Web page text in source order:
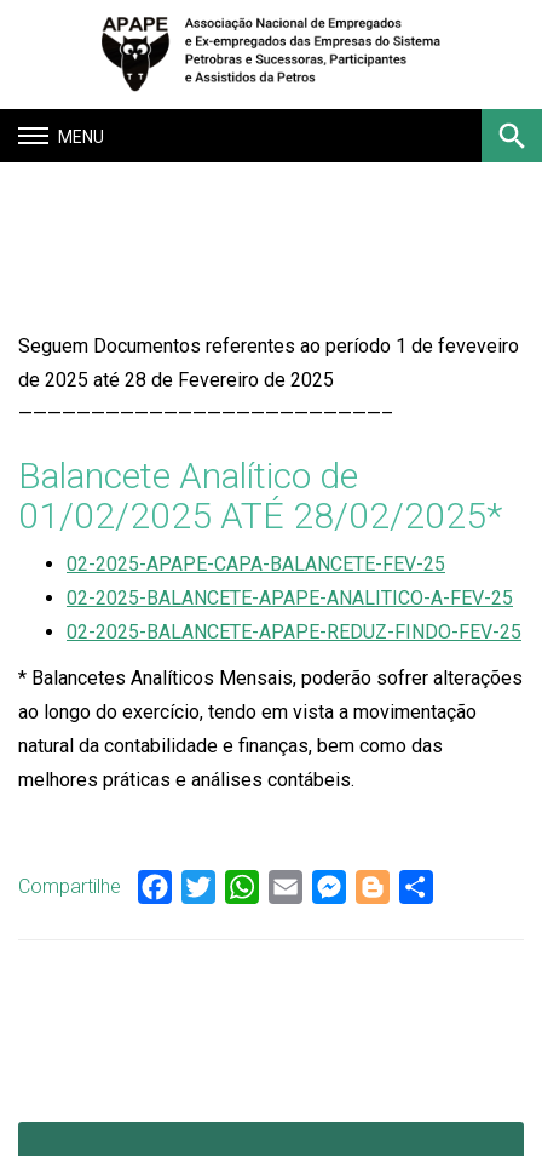
Toggle
navigation
Seguem Documentos referentes ao período 1 de feveveiro
de 2025 até 28 de Fevereiro de 2025
—————————————————————————–
Balancete Analítico de
01/02/2025 ATÉ 28/02/2025*
02-2025-APAPE-CAPA-BALANCETE-FEV-25
02-2025-BALANCETE-APAPE-ANALITICO-A-FEV-25
02-2025-BALANCETE-APAPE-REDUZ-FINDO-FEV-25
* Balancetes Analíticos Mensais, poderão sofrer alterações
ao longo do exercício, tendo em vista a movimentação
natural da contabilidade e finanças, bem como das
melhores práticas e análises contábeis.
Compartilhe Facebook
TwitterWhatsApp
Email Messenger
Blogger